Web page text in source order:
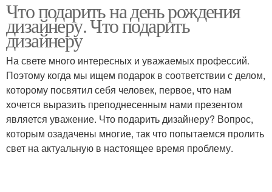
Что подарить на день рождения
дизайнеру. Что подарить
дизайнеру
На свете много интересных и уважаемых профессий.
Поэтому когда мы ищем подарок в соответствии с делом,
которому посвятил себя человек, первое, что нам
хочется выразить преподнесенным нами презентом
является уважение. Что подарить дизайнеру? Вопрос,
которым озадачены многие, так что попытаемся пролить
свет на актуальную в настоящее время проблему.